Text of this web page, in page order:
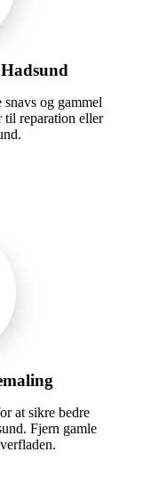
og gammel
til reparation eller
at sikre bedre
Fjern gamle